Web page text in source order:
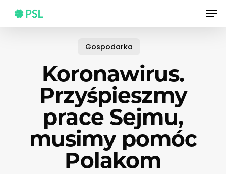
main
Gospodarka
Koronawirus.
Przyśpieszmy
prace Sejmu,
musimy pomóc
Polakom